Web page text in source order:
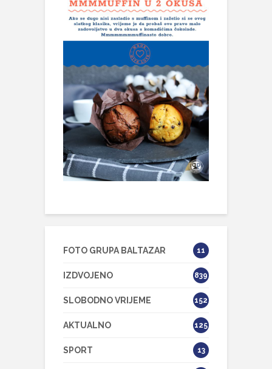
FOTO GRUPA BALTAZAR 11
IZDVOJENO 839
SLOBODNO VRIJEME 152
AKTUALNO 125
SPORT 13